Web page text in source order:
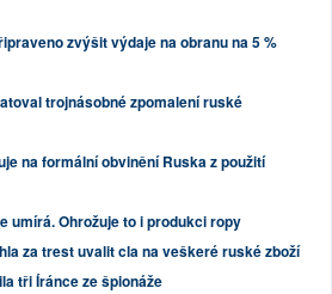
zvýšit výdaje na obranu na 5 %
trojnásobné zpomalení ruské
na formální obvinění Ruska z použití
umírá. Ohrožuje to i produkci ropy
za trest uvalit cla na veškeré ruské zboží
tři Íránce ze špionáže